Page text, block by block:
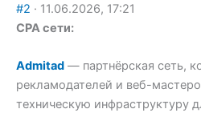
#2 · 11.06.2026, 17:21
CPA сети:
Admitad — партнёрская сеть,
рекламодателей и веб-
техническую инфраструктуру